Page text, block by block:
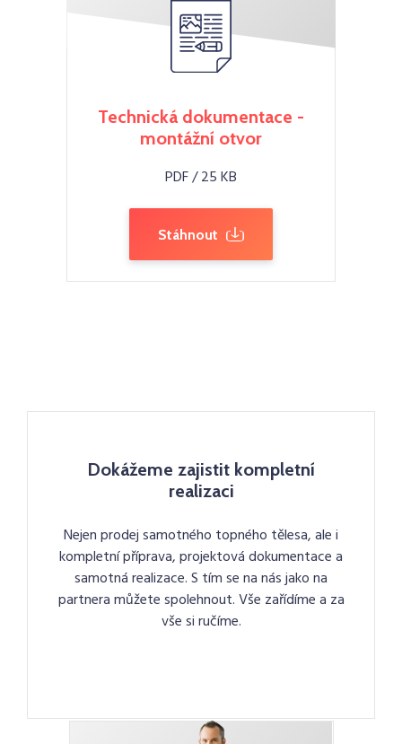
Technická dokumentace -
montážní otvor
PDF / 25 KB
Stáhnout
Dokážeme zajistit kompletní
realizaci
Nejen prodej samotného topného tělesa, ale i
kompletní příprava, projektová dokumentace a
samotná realizace. S tím se na nás jako na
partnera můžete spolehnout. Vše zařídíme a za
vše si ručíme.